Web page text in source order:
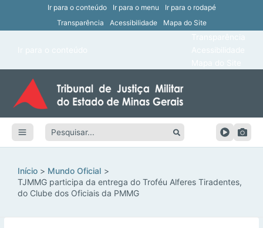
Ir para o conteúdo Ir para o menu
Ir para o rodapé
Transparência
Acessibilidade Mapa do Site
Pesquisar:
Início
Mundo Oficial
TJMMG participa da entrega do Troféu Alferes Tiradentes,
do Clube dos Oficiais da PMMG